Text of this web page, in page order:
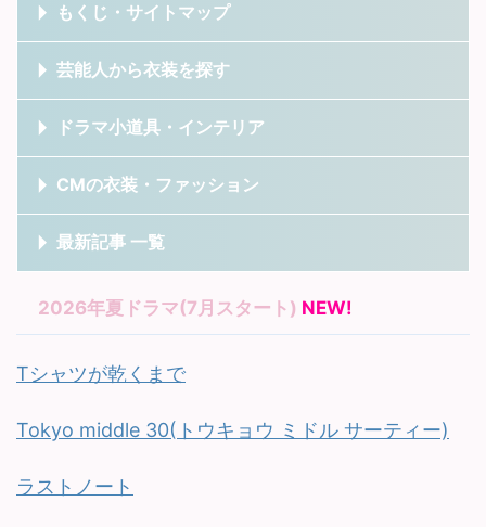
もくじ・サイトマップ
芸能人から衣装を探す
ドラマ小道具・インテリア
CMの衣装・ファッション
最新記事 一覧
2026年夏ドラマ(7月スタート) NEW!
Tシャツが乾くまで
Tokyo middle 30(トウキョウ ミドル サーティー)
ラストノート